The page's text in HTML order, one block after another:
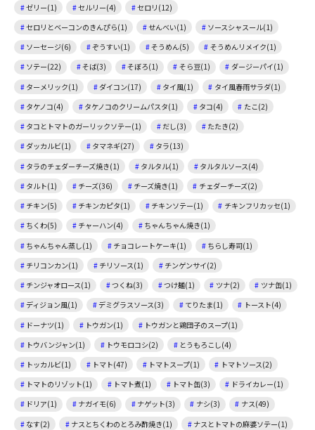
ゼリー(1) セルリー(4)
セロリ(12)
セロリとベーコンのきんぴら(1)
せんべい(1)
ソースシャスール(1)
ソーセージ(6)
ぞうすい(1) そうめん(5)
そうめんリメイク(1)
ソテー(22)
そば(3) そぼろ(1) そら豆(1)
ダージーパイ(1)
ターメリック(1)
ダイコン(17) タイ風(1)
タイ風春雨サラダ(1)
タケノコ(4)
タケノコのクリームパスタ(1) タコ(4)
たこ(2)
タコとトマトのガーリックソテー(1)
だし(3)
たたき(2)
ダッカルビ(1)
タマネギ(27)
タラ(13)
タラのチェダーチーズ焼き(1)
タルタル(1)
タルタルソース(4)
タルト(1)
チーズ(36) チーズ焼き(1)
チェダーチーズ(2)
チキン(5)
チキンカピタ(1) チキンソテー(1)
チキンフリカッセ(1)
ちくわ(5)
チャーハン(4)
ちゃんちゃん焼き(1)
ちゃんちゃん蒸し(1)
チョコレートケーキ(1)
ちらし寿司(1)
チリコンカン(1)
チリソース(1)
チンゲンサイ(2)
チンジャオロース(1)
つくね(3) つけ麺(1) ツナ(2)
ツナ缶(1)
ディジョン風(1)
デミグラスソース(3) てりたま(1)
トースト(4)
ドーナツ(1)
トウガン(1)
トウガンと鶏団子のスープ(1)
トウバンジャン(1)
トウモロコシ(2)
とうもろこし(4)
トッカルビ(1)
トマト(47) トマトスープ(1)
トマトソース(2)
トマトのリゾット(1)
トマト煮(1) トマト缶(3)
ドライカレー(1)
ドリア(1)
ナガイモ(6) ナゲット(3) ナシ(3)
ナス(49)
なす(2)
ナスとちくわのとろみ酢焼き(1)
ナスとトマトの麻婆ソテー(1)